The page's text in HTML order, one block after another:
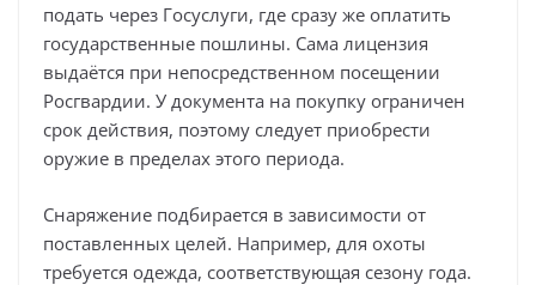
подать через Госуслуги, где сразу же оплатить
государственные пошлины. Сама лицензия
выдаётся при непосредственном посещении
Росгвардии. У документа на покупку ограничен
срок действия, поэтому следует приобрести
оружие в пределах этого периода.
Снаряжение подбирается в зависимости от
поставленных целей. Например, для охоты
требуется одежда, соответствующая сезону года.